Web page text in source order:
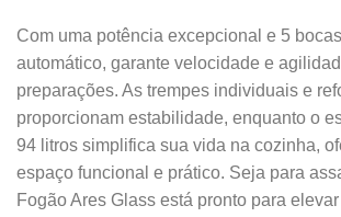
Com uma potência excepcional e 5
automático, garante velocidade e
preparações. As trempes individuais e
proporcionam estabilidade, enquanto o
94 litros simplifica sua vida na cozinha,
espaço funcional e prático. Seja para
Fogão Ares Glass está pronto para